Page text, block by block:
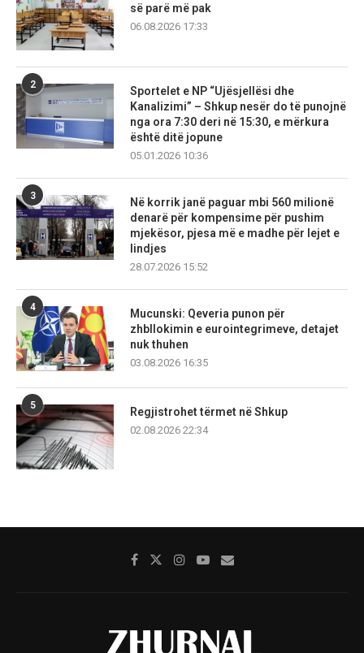
së parë më pak
06.08.2026 17:33
2
Sportelet e NP “Ujësjellësi dhe
Kanalizimi” – Shkup nesër do të punojnë
nga ora 7:30 deri në 15:30, e mërkura
është ditë jopune
05.01.2026 10:36
3
Në korrik janë paguar mbi 560 milionë
denarë për kompensime për pushim
mjekësor, pjesa më e madhe për lejet e
lindjes
28.07.2026 15:52
4
Mucunski: Qeveria punon për
zhbllokimin e eurointegrimeve, detajet
nuk thuhen
03.08.2026 16:35
5
Regjistrohet tërmet në Shkup
02.08.2026 22:34